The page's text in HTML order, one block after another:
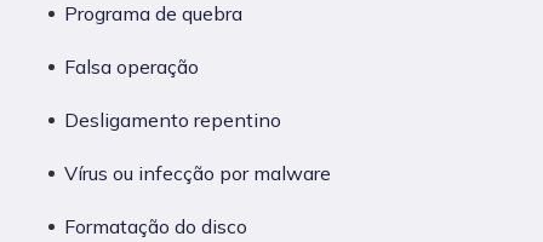
Programa de quebra
Falsa operação
Desligamento repentino
Vírus ou infecção por malware
Formatação do disco